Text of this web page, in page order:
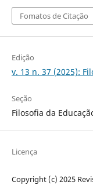
Fomatos de Citação
Edição
v. 13 n. 37 (2025):
Seção
Filosofia da
Licença
Copyright (c) 2025